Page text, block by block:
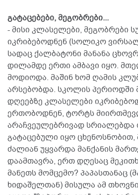
გატაცებები, მეგობრები...
- მისი კლასელები, მეგობრები
იკრიბებოდნენ (სოლიკო
სადაც ქალბატონი მანანა
დილამდე ერთი ამბავი იყო.
მოდიოდა. მაშინ ხომ ღამის
არსებობდა. სკოლის პერიოდში
დღეებზე კლასელები
ერთობოდნენ, ტორტს
არაჩვეულებრივად სრიალებდა
გატაცებული იყო
ძალიან უყვარდა მანქანის
დაამთავრა, ერთ დღესაც
მანეთს მომცემო? პაპასთანაც
ხიდაშელთან) მისულა ამ